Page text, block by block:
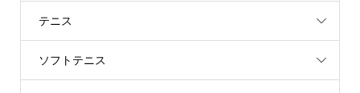
テニス
ソフトテニス